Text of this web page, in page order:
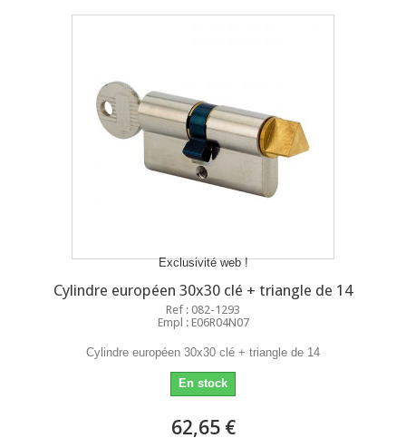
Exclusivité web !
Cylindre européen 30x30 clé + triangle de 14
Ref : 082-1293
Empl : E06R04N07
Cylindre européen 30x30 clé + triangle de 14
En stock
62,65 €